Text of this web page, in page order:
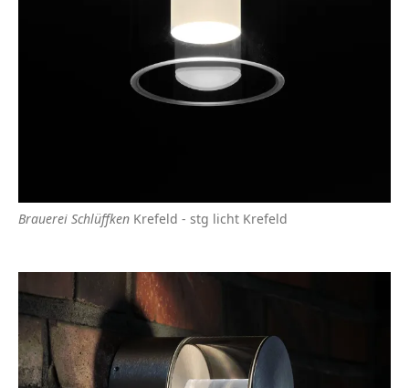
Brauerei Schlüffken Krefeld - stg licht Krefeld